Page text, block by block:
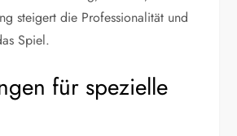
steigert die Professionalität und
Spiel.
für spezielle